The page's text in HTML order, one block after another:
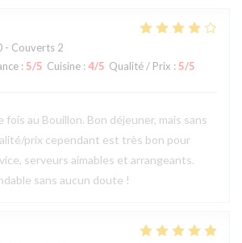
- Couverts 2
: 5/5 Cuisine : 4/5 Qualité / Prix : 5/5
fois au Bouillon. Bon déjeuner, mais sans
prix cependant est très bon pour
serveurs aimables et arrangeants.
sans aucun doute !